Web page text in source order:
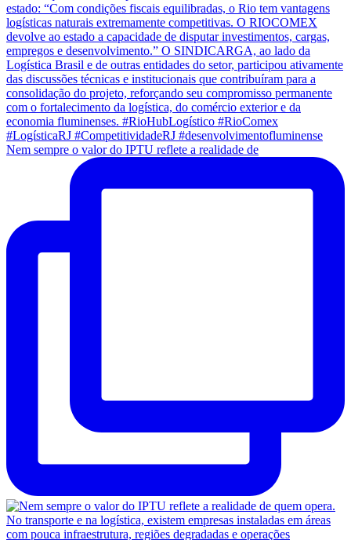
Nem sempre o valor do IPTU reflete a realidade de